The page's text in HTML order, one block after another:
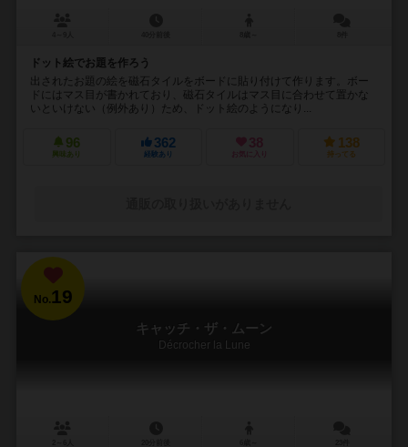
ドット絵でお題を作ろう
出されたお題の絵を磁石タイルをボードに貼り付けて作ります。ボー
ドにはマス目が書かれており、磁石タイルはマス目に合わせて置かな
いといけない（例外あり）ため、ドット絵のようになり...
96
興味あり
362
経験あり
38
お気に入り
138
持ってる
No.19
キャッチ・ザ・ムーン
Décrocher la Lune